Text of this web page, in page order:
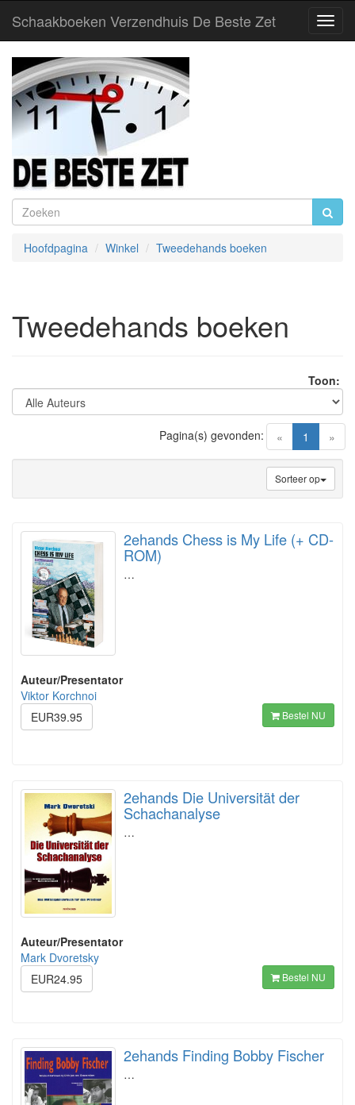
Schaakboeken Verzendhuis De Beste Zet
Hoofdpagina Winkel Tweedehands boeken
Tweedehands boeken
Toon:
« 1 (current)
»
Pagina(s) gevonden:
Sorteer op
2ehands Chess is My Life (+ CD-
ROM)
…
Auteur/Presentator
Viktor Korchnoi
EUR39.95
Bestel NU
2ehands Die Universität der
Schachanalyse
…
Auteur/Presentator
Mark Dvoretsky
EUR24.95
Bestel NU
2ehands Finding Bobby Fischer
…